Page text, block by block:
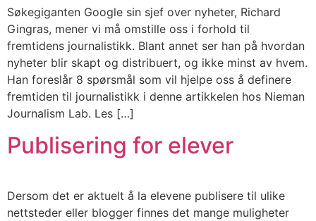
Søkegiganten Google sin sjef over nyheter, Richard
Gingras, mener vi må omstille oss i forhold til
fremtidens journalistikk. Blant annet ser han på hvordan
nyheter blir skapt og distribuert, og ikke minst av hvem.
Han foreslår 8 spørsmål som vil hjelpe oss å definere
fremtiden til journalistikk i denne artikkelen hos Nieman
Journalism Lab. Les […]
Publisering for elever
Dersom det er aktuelt å la elevene publisere til ulike
nettsteder eller blogger finnes det mange muligheter